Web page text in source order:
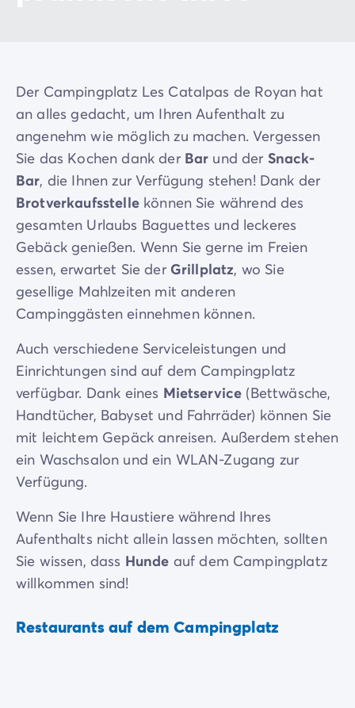
Der Campingplatz Les Catalpas de Royan hat
an alles gedacht, um Ihren Aufenthalt zu
angenehm wie möglich zu machen. Vergessen
Sie das Kochen dank der Bar und der Snack-
Bar, die Ihnen zur Verfügung stehen! Dank der
Brotverkaufsstellekönnen Sie während des
gesamten Urlaubs Baguettes und leckeres
Gebäck genießen. Wenn Sie gerne im Freien
essen, erwartet Sie der Grillplatz, wo Sie
gesellige Mahlzeiten mit anderen
Campinggästen einnehmen können.
Auch verschiedene Serviceleistungen und
Einrichtungen sind auf dem Campingplatz
verfügbar. Dank eines Mietservice (Bettwäsche,
Handtücher, Babyset und Fahrräder) können Sie
mit leichtem Gepäck anreisen. Außerdem stehen
ein Waschsalon und ein WLAN-Zugang zur
Verfügung.
Wenn Sie Ihre Haustiere während Ihres
Aufenthalts nicht allein lassen möchten, sollten
Sie wissen, dass Hunde auf dem Campingplatz
willkommen sind!
Restaurants auf dem Campingplatz